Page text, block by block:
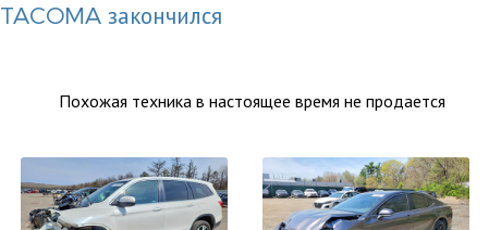
закончился
Похожая техника в настоящее время не продается